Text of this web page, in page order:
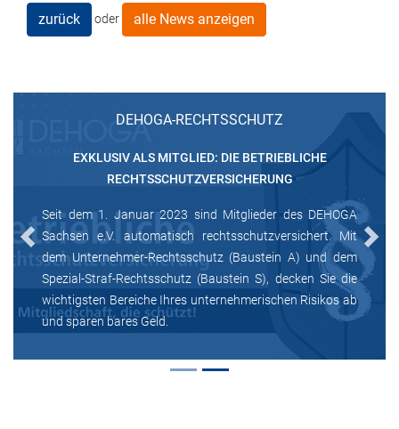
zurück oder alle News anzeigen
DEHOGA-RECHTSSCHUTZ
EXKLUSIV ALS MITGLIED: DIE BETRIEBLICHE
RECHTSSCHUTZVERSICHERUNG
Seit dem 1. Januar 2023 sind Mitglieder des DEHOGA
Sachsen e.V. automatisch rechtsschutzversichert. Mit
dem Unternehmer-Rechtsschutz (Baustein A) und dem
Spezial-Straf-Rechtsschutz (Baustein S), decken Sie die
wichtigsten Bereiche Ihres unternehmerischen Risikos ab
und sparen bares Geld.
Previous Next